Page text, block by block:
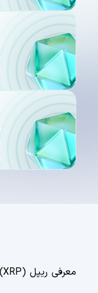
معرفی ریپل (XRP)